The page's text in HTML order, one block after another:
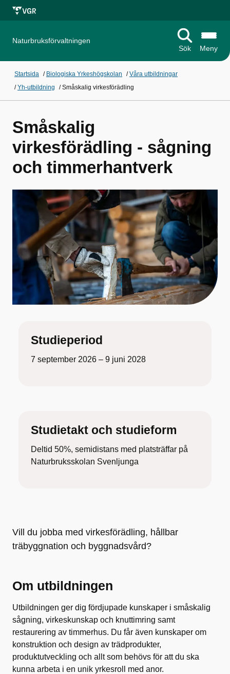
Naturbruksförvaltningen
Sök
Meny
Startsida / Biologiska Yrkeshögskolan /Våra utbildningar
/Yh-utbildning /Småskalig virkesförädling
Småskalig
virkesförädling - sågning
och timmerhantverk
Studieperiod
7 september 2026 – 9 juni 2028
Studietakt och studieform
Deltid 50%, semidistans med platsträffar på
Naturbruksskolan Svenljunga
Vill du jobba med virkesförädling, hållbar
träbyggnation och byggnadsvård?
Om utbildningen
Utbildningen ger dig fördjupade kunskaper i småskalig
sågning, virkeskunskap och knuttimring samt
restaurering av timmerhus. Du får även kunskaper om
konstruktion och design av trädprodukter,
produktutveckling och allt som behövs för att du ska
kunna arbeta i en unik yrkesroll med anor.